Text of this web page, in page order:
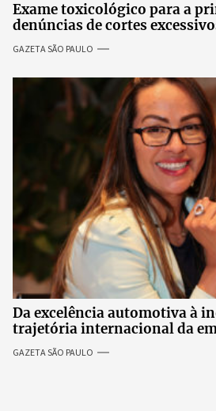
Exame toxicológico para a
denúncias de cortes
revolta entre candidatas
GAZETA SÃO PAULO
Da excelência automotiva à
trajetória internacional da
GAZETA SÃO PAULO